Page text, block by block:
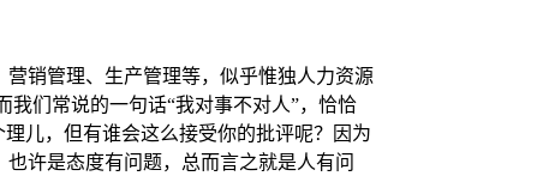
销管理、生产管理等，似乎惟独人力资源
们常说的一句话“我对事不对人”，恰恰
儿，但有谁会这么接受你的批评呢？因为
许是态度有问题，总而言之就是人有问